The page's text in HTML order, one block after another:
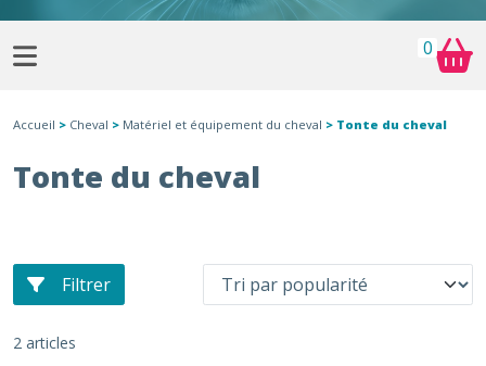
0
Accueil > Cheval > Matériel et équipement du cheval > Tonte du cheval
Tonte du cheval
Filtrer
2 articles